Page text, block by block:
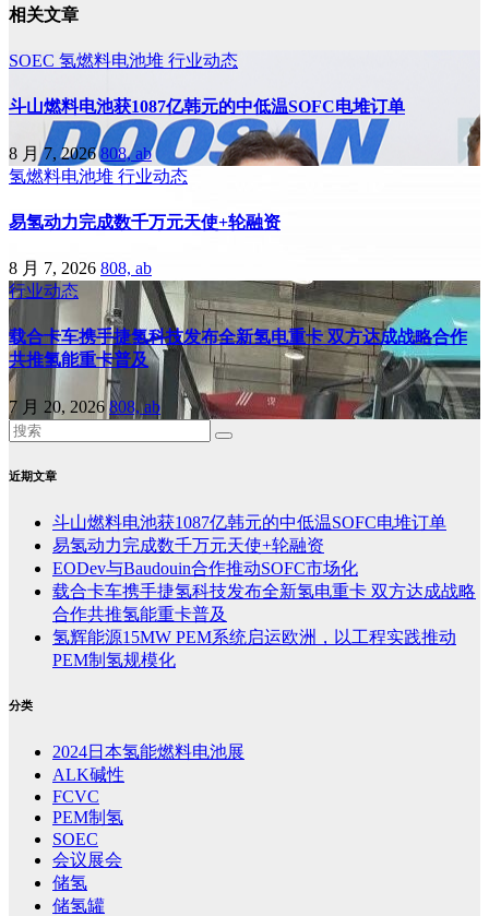
相关文章
SOEC 氢燃料电池堆 行业动态
斗山燃料电池获1087亿韩元的中低温SOFC电堆订单
8 月 7, 2026808, ab
氢燃料电池堆 行业动态
易氢动力完成数千万元天使+轮融资
8 月 7, 2026 808, ab
行业动态
载合卡车携手捷氢科技发布全新氢电重卡 双方达成战略合作
共推氢能重卡普及
7 月 20, 2026808, ab
近期文章
斗山燃料电池获1087亿韩元的中低温SOFC电堆订单
易氢动力完成数千万元天使+轮融资
EODev与Baudouin合作推动SOFC市场化
载合卡车携手捷氢科技发布全新氢电重卡 双方达成战略
合作共推氢能重卡普及
氢辉能源15MW PEM系统启运欧洲，以工程实践推动
PEM制氢规模化
分类
2024日本氢能燃料电池展
ALK碱性
FCVC
PEM制氢
SOEC
会议展会
储氢
储氢罐